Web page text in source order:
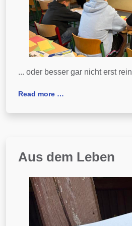
... oder besser gar nicht erst rein
Read more …
Aus dem Leben